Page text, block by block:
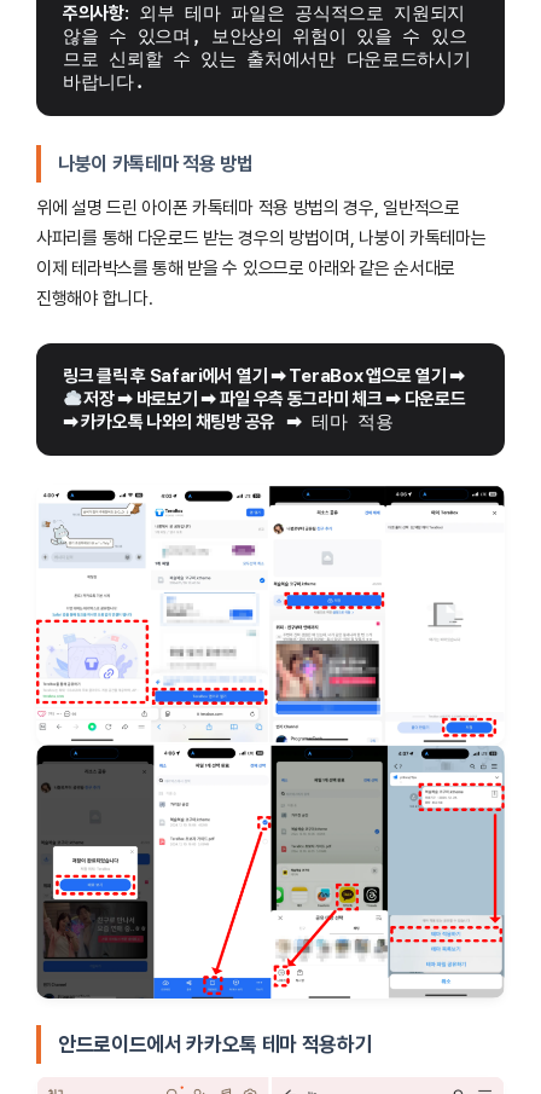
주의사항: 외부 테마 파일은 공식적으로 지원되지
않을 수 있으며, 보안상의 위험이 있을 수 있으
므로 신뢰할 수 있는 출처에서만 다운로드하시기
바랍니다.
나붕이 카톡테마 적용 방법
위에 설명 드린 아이폰 카톡테마 적용 방법의 경우, 일반적으로
사파리를 통해 다운로드 받는 경우의 방법이며, 나붕이 카톡테마는
이제 테라박스를 통해 받을 수 있으므로 아래와 같은 순서대로
진행해야 합니다.
링크 클릭 후 Safari에서 열기 ➡ TeraBox 앱으로 열기 ➡
저장 ➡ 바로보기 ➡ 파일 우측 동그라미 체크 ➡
다운로드
➡ 카카오톡 나와의 채팅방 공유 ➡ 테마 적용
안드로이드에서 카카오톡 테마 적용하기